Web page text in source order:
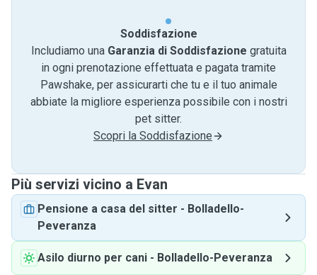
Soddisfazione
Includiamo una Garanzia di Soddisfazione gratuita
in ogni prenotazione effettuata e pagata tramite
Pawshake, per assicurarti che tu e il tuo animale
abbiate la migliore esperienza possibile con i nostri
pet sitter.
Scopri la Soddisfazione
Più servizi vicino a Evan
Pensione a casa del sitter - Bolladello-
Peveranza
Asilo diurno per cani - Bolladello-Peveranza